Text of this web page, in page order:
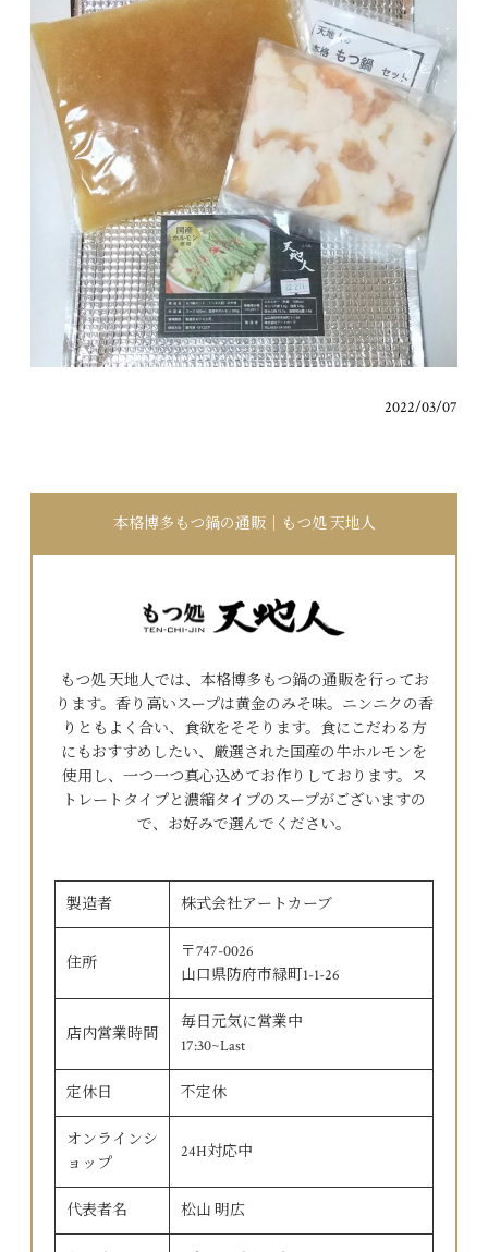
2022/03/07
本格博多もつ鍋の通販｜もつ処 天地人
もつ処 天地人では、本格博多もつ鍋の通販を行ってお
ります。香り高いスープは黄金のみそ味。ニンニクの香
りともよく合い、食欲をそそります。食にこだわる方
にもおすすめしたい、厳選された国産の牛ホルモンを
使用し、一つ一つ真心込めてお作りしております。ス
トレートタイプと濃縮タイプのスープがございますの
で、お好みで選んでください。
製造者 株式会社アートカーブ
住所
〒747-0026
山口県防府市緑町1-1-26
店内営業時間
毎日元気に営業中
17:30~Last
定休日 不定休
オンラインシ
ョップ
24H対応中
代表者名 松山 明広